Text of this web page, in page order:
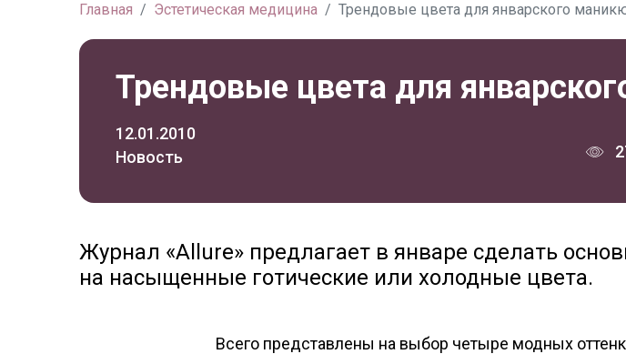
Главная Эстетическая медицина Трендовые цвета для январского
Трендовые цвета для
12.01.2010
Новость
Журнал «Allure» предлагает в январе сделать
на насыщенные готические или холодные цвета.
Всего представлены на выбор четыре модных